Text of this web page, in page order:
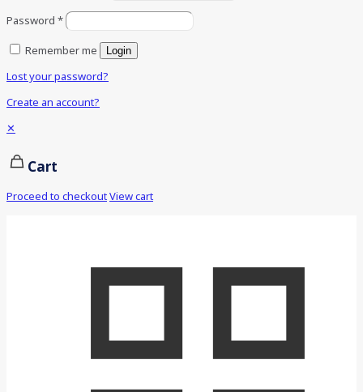
Password *
Remember me
Login
Lost your password?
Create an account?
✕
Cart
Proceed to checkoutView cart